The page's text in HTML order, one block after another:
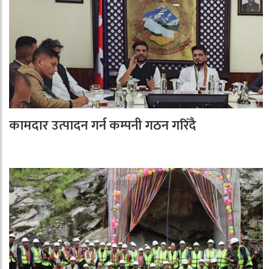
कामदार उत्पादन गर्न कम्पनी गठन गरिँदै